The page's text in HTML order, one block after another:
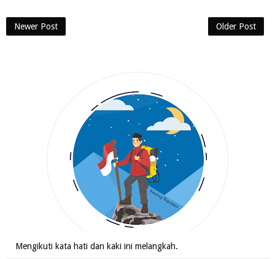
Newer Post Older Post
Mengikuti kata hati dan kaki ini melangkah.